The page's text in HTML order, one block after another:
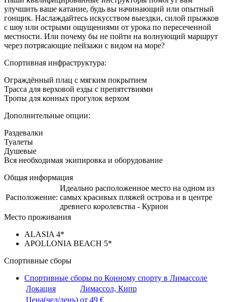
улучшить ваше катание, будь вы начинающий или опытный
гонщик. Наслаждайтесь искусством выездки, силой прыжков
с шоу или острыми ощущениями от урока по пересеченной
местности. Или почему бы не пойти на волнующий маршрут
через потрясающие пейзажи с видом на море?
Спортивная инфраструктура:
Ограждённый плац с мягким покрытием
Трасса для верховой езды с препятствиями
Тропы для конных прогулок верхом
Дополнительные опции:
Раздевалки
Туалеты
Душевые
Вся необходимая экипировка и оборудование
Общая информация
Расположение:
Идеально расположенное место на одном из
самых красивых пляжей острова и в центре
древнего королевства - Курион
Место проживания
ALASIA 4*
APOLLONIA BEACH 5*
Спортивные сборы
Спортивные сборы по Конному спорту в Лимассоле
Локация
Лимассол, Кипр
Цена(чел/день) от 49 €